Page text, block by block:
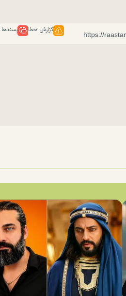
گزارش خطا پسندها: